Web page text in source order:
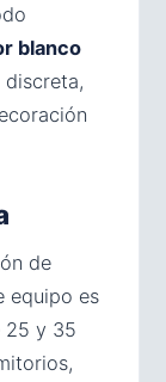
blanco
de
equipo es
25 y 35